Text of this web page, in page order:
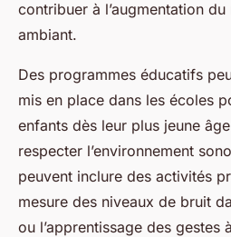
contribuer à l’augmentation
ambiant.
Des programmes éducatifs
mis en place dans les écoles
enfants dès leur plus jeune
respecter l’environnement
peuvent inclure des activités
mesure des niveaux de bruit
ou l’apprentissage des